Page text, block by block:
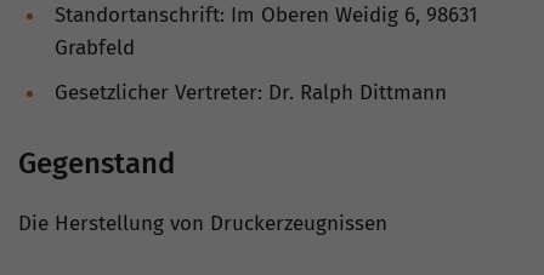
Standortanschrift: Im Oberen Weidig 6, 98631
Grabfeld
Gesetzlicher Vertreter: Dr. Ralph Dittmann
Gegenstand
Die Herstellung von Druckerzeugnissen